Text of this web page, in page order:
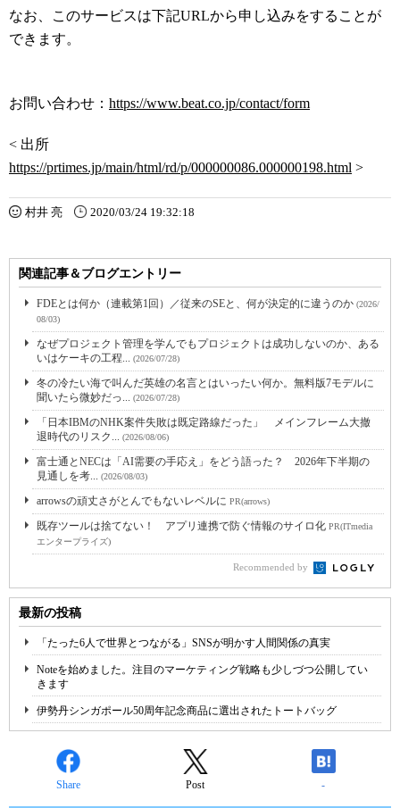
なお、このサービスは下記URLから申し込みをすることが
できます。
お問い合わせ： https://www.beat.co.jp/contact/form
< 出所
https://prtimes.jp/main/html/rd/p/000000086.000000198.html >
村井 亮 2020/03/24 19:32:18
関連記事＆ブログエントリー
FDEとは何か（連載第1回）／従来のSEと、何が決定的に違うのか (2026/
08/03)
なぜプロジェクト管理を学んでもプロジェクトは成功しないのか、ある
いはケーキの工程... (2026/07/28)
冬の冷たい海で叫んだ英雄の名言とはいったい何か。無料版7モデルに
聞いたら微妙だっ... (2026/07/28)
「日本IBMのNHK案件失敗は既定路線だった」 メインフレーム大撤
退時代のリスク... (2026/08/06)
富士通とNECは「AI需要の手応え」をどう語った？ 2026年下半期の
見通しを考... (2026/08/03)
arrowsの頑丈さがとんでもないレベルに PR(arrows)
既存ツールは捨てない！ アプリ連携で防ぐ情報のサイロ化 PR(ITmedia
エンタープライズ)
Recommended by
最新の投稿
「たった6人で世界とつながる」SNSが明かす人間関係の真実
Noteを始めました。注目のマーケティング戦略も少しづつ公開してい
きます
伊勢丹シンガポール50周年記念商品に選出されたトートバッグ
Share Post -